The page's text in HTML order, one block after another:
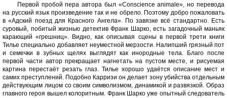
Первой пробой пера автора был «Conscience animale», но перевода
на русский язык произведение так и не обрело. Поэтому добро пожаловать
в «Адский поезд для Красного Ангела». По завязке всё стандартно. Есть
суровый, побитый жизнью детектив Франк Шарко, есть загадочный маньяк
карающий «грешниц». Видно, как описывая сцены в первой трети книги
Тилье специально добавляет неуместной мерзости. Налипший грязный пот
и семечки в зубных щелях выглядят как инородные тела. Благо после
первой части автор прекращает нагнетать на пустом месте, и рисуемая
картина перестаёт резать глаз. Тилье хорошо удаётся описание мест и
самих преступлений. Подобно Карризи он делает зону убийства отдельным
действующим лицом со своим символизмом, динамикой и развязкой. Образ
главного героя вышел колоритным. Франк Шарко уже опытный следователь